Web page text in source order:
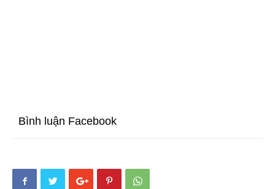
Bình luận Facebook